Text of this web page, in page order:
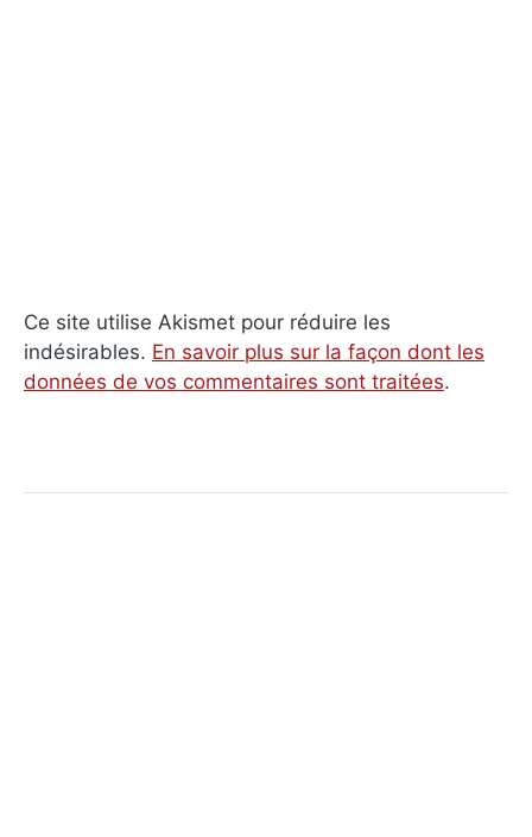
Ce site utilise Akismet pour réduire les
indésirables. En savoir plus sur la façon dont les
données de vos commentaires sont traitées.